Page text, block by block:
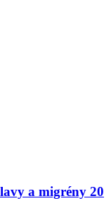
a migrény 20